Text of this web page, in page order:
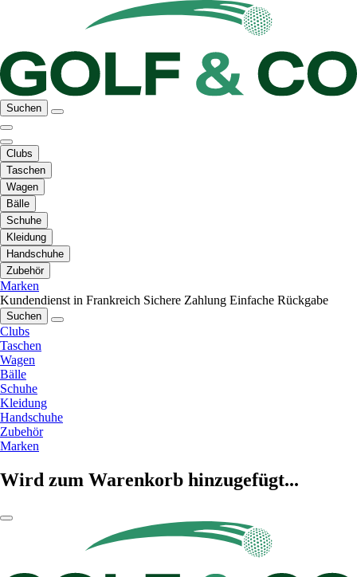
Suchen
Clubs
Taschen
Wagen
Bälle
Schuhe
Kleidung
Handschuhe
Zubehör
Marken
Kundendienst in Frankreich Sichere Zahlung Einfache Rückgabe
Suchen
Clubs
Taschen
Wagen
Bälle
Schuhe
Kleidung
Handschuhe
Zubehör
Marken
Wird zum Warenkorb hinzugefügt...